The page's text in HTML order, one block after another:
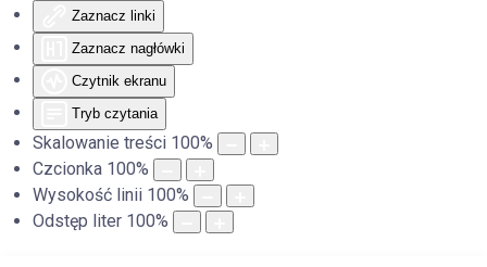
Zaznacz linki
Zaznacz nagłówki
Czytnik ekranu
Tryb czytania
Skalowanie treści 100%
Czcionka 100%
Wysokość linii 100%
Odstęp liter 100%